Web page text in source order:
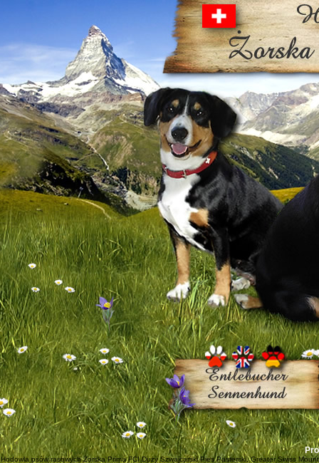
Hodowla psów rasowych Żorska Prima FCI Duży Szwajcarski Pies Pasterski, Greater Swiss